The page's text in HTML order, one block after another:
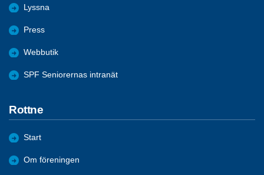
Lyssna
Press
Webbutik
SPF Seniorernas intranät
Rottne
Start
Om föreningen